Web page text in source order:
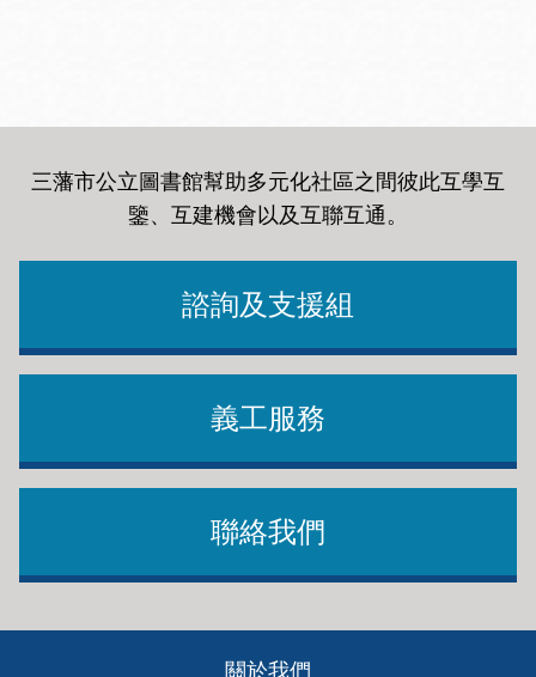
三藩市公立圖書館幫助多元化社區之間彼此互學互
鑒、互建機會以及互聯互通。
諮詢及支援組
義工服務
聯絡我們
關於我們